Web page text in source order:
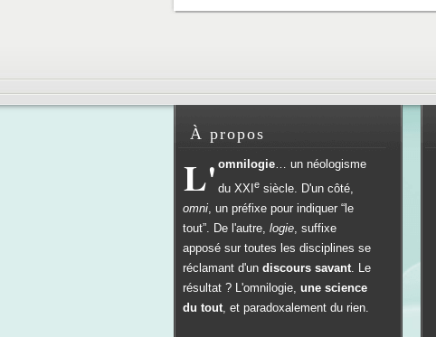
À propos
L' omnilogie … un néologisme
du XXI e siècle. D'un côté,
omni , un préfixe pour indiquer “le
tout”. De l'autre, logie , suffixe
apposé sur toutes les disciplines se
réclamant d'un discours savant . Le
résultat ? L'omnilogie, une science
du tout , et paradoxalement du rien.